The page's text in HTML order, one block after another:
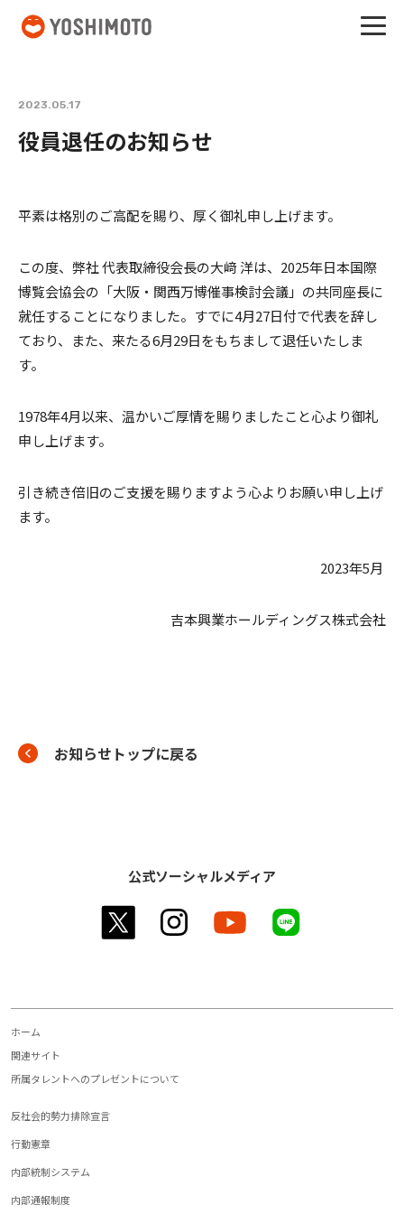
2023.05.17
役員退任のお知らせ
平素は格別のご高配を賜り、厚く御礼申し上げます。
この度、弊社 代表取締役会長の大﨑 洋は、2025年日本国際
博覧会協会の「大阪・関西万博催事検討会議」の共同座長に
就任することになりました。すでに4月27日付で代表を辞し
ており、また、来たる6月29日をもちまして退任いたしま
す。
1978年4月以来、温かいご厚情を賜りましたこと心より御礼
申し上げます。
引き続き倍旧のご支援を賜りますよう心よりお願い申し上げ
ます。
2023年5月
吉本興業ホールディングス株式会社
お知らせトップに戻る
公式ソーシャルメディア
twitter instagram youtube
ホーム
関連サイト
所属タレントへのプレゼントについて
反社会的勢力排除宣言
行動憲章
内部統制システム
内部通報制度